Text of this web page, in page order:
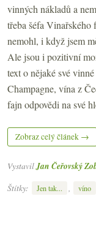
vinných nákladů a
třeba šéfa
nemohl, i když jsem
Ale jsou i pozitivní
text o nějaké své
Champagne, vína z
fajn odpovědi na své
Zobraz celý článek →
Vystavil Jan Čeřovský
Štítky:
Jen tak... , víno